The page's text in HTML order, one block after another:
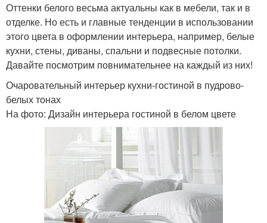
Оттенки белого весьма актуальны как в мебели, так и в
отделке. Но есть и главные тенденции в использовании
этого цвета в оформлении интерьера, например, белые
кухни, стены, диваны, спальни и подвесные потолки.
Давайте посмотрим повнимательнее на каждый из них!
Очаровательный интерьер кухни-гостиной в пудрово-
белых тонах
На фото: Дизайн интерьера гостиной в белом цвете